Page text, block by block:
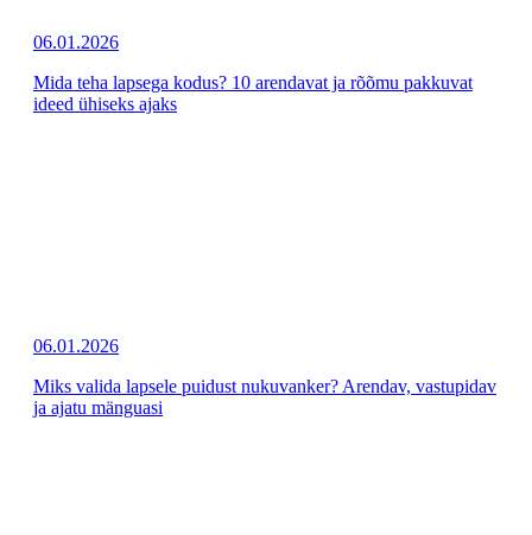
06.01.2026
Mida teha lapsega kodus? 10 arendavat ja rõõmu pakkuvat
ideed ühiseks ajaks
06.01.2026
Miks valida lapsele puidust nukuvanker? Arendav, vastupidav
ja ajatu mänguasi